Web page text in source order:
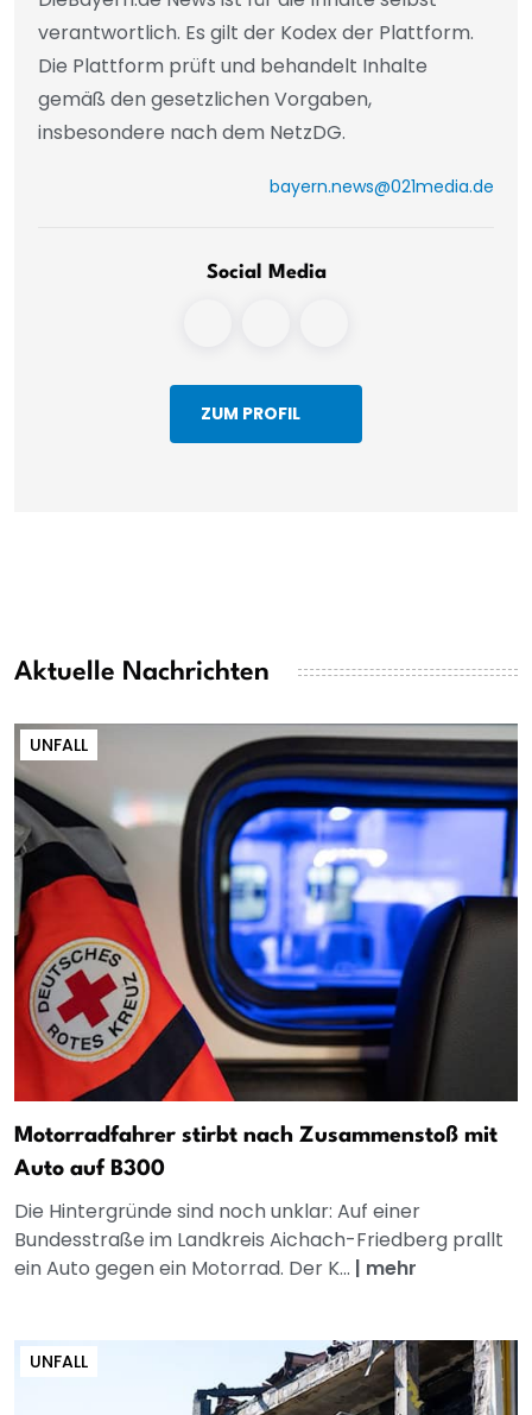
verantwortlich. Es gilt der Kodex der Plattform.
Die Plattform prüft und behandelt Inhalte
gemäß den gesetzlichen Vorgaben,
insbesondere nach dem NetzDG.
bayern.news@021media.de
Social Media
ZUM PROFIL
Aktuelle Nachrichten
UNFALL
Motorradfahrer stirbt nach Zusammenstoß mit
Auto auf B300
Die Hintergründe sind noch unklar: Auf einer
Bundesstraße im Landkreis Aichach-Friedberg prallt
ein Auto gegen ein Motorrad. Der K... | mehr
UNFALL